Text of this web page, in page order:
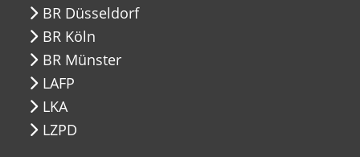
BR Düsseldorf
BR Köln
BR Münster
LAFP
LKA
LZPD